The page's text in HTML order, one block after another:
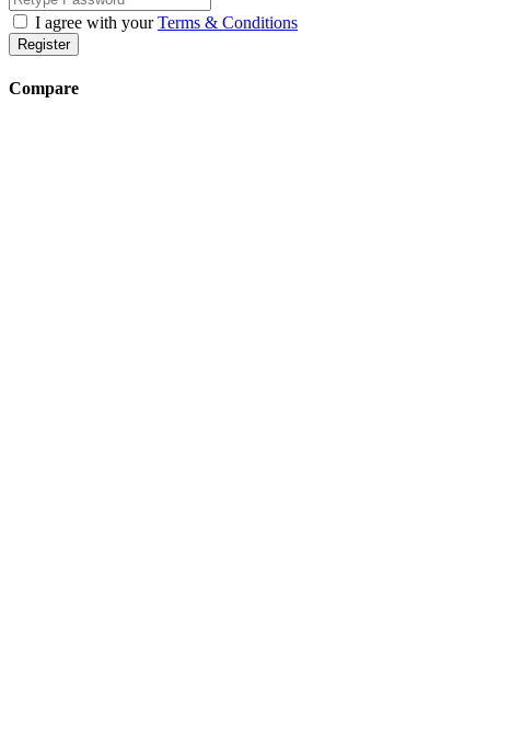
I agree with yourTerms & Conditions
Register
Compare